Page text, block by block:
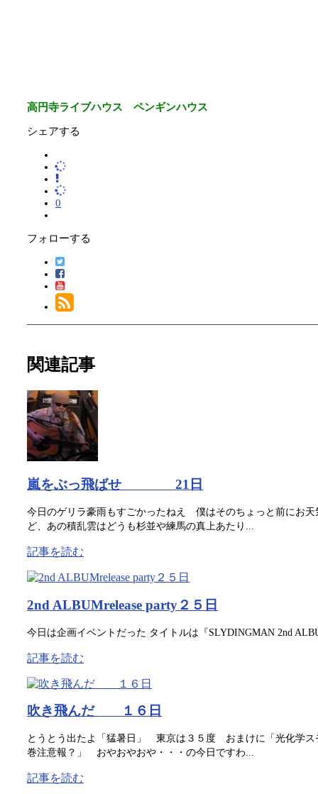
高円寺ライブハウス ペンギンハウス
シェアする
0
フォローする
関連記事
嵐をぶっ飛ばせ 21日
今日のゲリラ豪雨もすごかったねえ 僕はそのちょっと前にお
ど、あの積乱雲はどうも杉並や練馬の真上あたり...
記事を読む
2nd ALBUMrelease party２５日
今日は企画イベントだった タイトルは『SLYDINGMAN 2nd
記事を読む
吹き飛んだ １６日
とうとう出たよ「猛暑日」 東京は３５度 おまけに「光化学ス
巻注意報？」 おやおやおや・・・の今日ですわ...
記事を読む